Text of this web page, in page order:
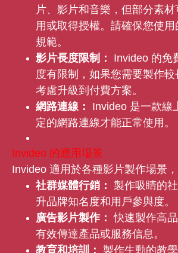
片、影片和音樂，但部分素
用或取得授權。請確保您使
規範。
影片長度限制：
Invideo 的免
度有限制，如果您需要製作
考慮升級到付費方案。
網路連線：
Invideo 是一款線
定的網路連線才能正常使用。
Invideo 的應用場景
Invideo 適用於各種影片製作場景，
社群媒體行銷：
製作吸睛的
升品牌知名度和用戶參與度。
廣告影片製作： 快速製作高
有效傳達產品或服務信息。
教育和培訓：
製作生動的教